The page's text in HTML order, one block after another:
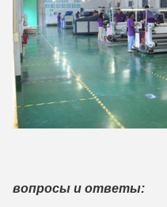
вопросы и ответы: